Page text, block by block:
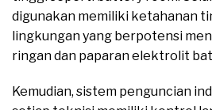
digunakan memiliki ketahanan
lingkungan yang berpotensi
ringan dan paparan elektrolit
Kemudian, sistem penguncian